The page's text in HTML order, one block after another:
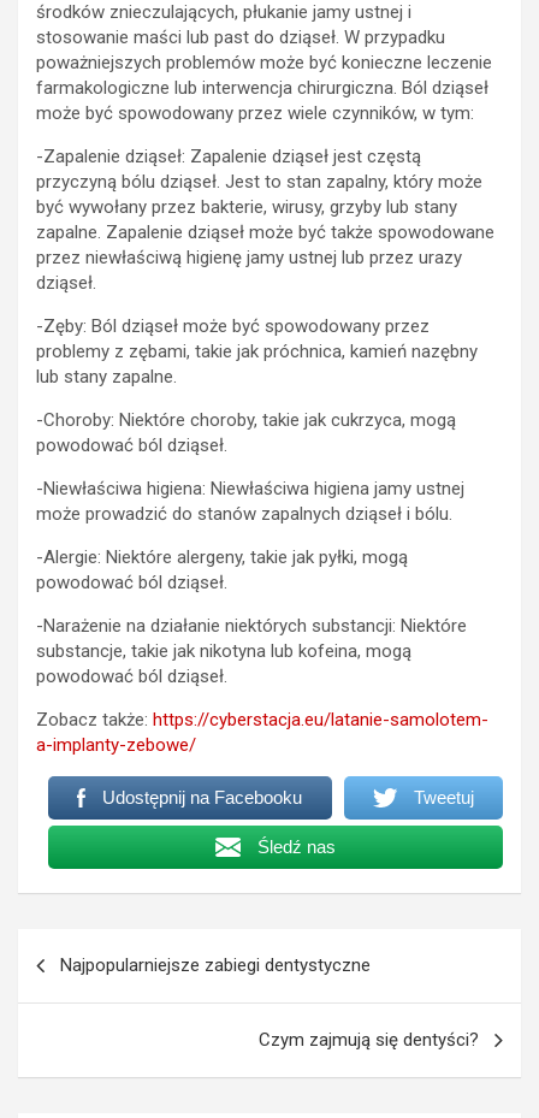
środków znieczulających, płukanie jamy ustnej i
stosowanie maści lub past do dziąseł. W przypadku
poważniejszych problemów może być konieczne leczenie
farmakologiczne lub interwencja chirurgiczna. Ból dziąseł
może być spowodowany przez wiele czynników, w tym:
-Zapalenie dziąseł: Zapalenie dziąseł jest częstą
przyczyną bólu dziąseł. Jest to stan zapalny, który może
być wywołany przez bakterie, wirusy, grzyby lub stany
zapalne. Zapalenie dziąseł może być także spowodowane
przez niewłaściwą higienę jamy ustnej lub przez urazy
dziąseł.
-Zęby: Ból dziąseł może być spowodowany przez
problemy z zębami, takie jak próchnica, kamień nazębny
lub stany zapalne.
-Choroby: Niektóre choroby, takie jak cukrzyca, mogą
powodować ból dziąseł.
-Niewłaściwa higiena: Niewłaściwa higiena jamy ustnej
może prowadzić do stanów zapalnych dziąseł i bólu.
-Alergie: Niektóre alergeny, takie jak pyłki, mogą
powodować ból dziąseł.
-Narażenie na działanie niektórych substancji: Niektóre
substancje, takie jak nikotyna lub kofeina, mogą
powodować ból dziąseł.
Zobacz także: https://cyberstacja.eu/latanie-samolotem-
a-implanty-zebowe/
Udostępnij na Facebooku Tweetuj
Śledź nas
wpisu
Najpopularniejsze zabiegi dentystyczne
Czym zajmują się dentyści?